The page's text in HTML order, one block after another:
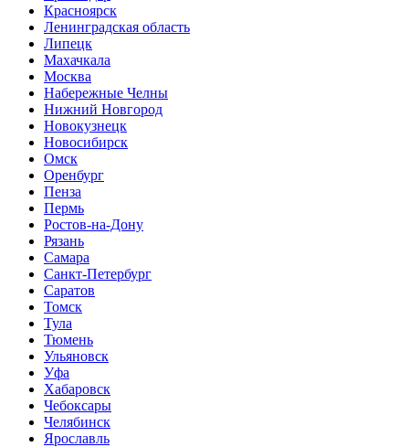
Красноярск
Ленинградская область
Липецк
Махачкала
Москва
Набережные Челны
Нижний Новгород
Новокузнецк
Новосибирск
Омск
Оренбург
Пенза
Пермь
Ростов-на-Дону
Рязань
Самара
Санкт-Петербург
Саратов
Томск
Тула
Тюмень
Ульяновск
Уфа
Хабаровск
Чебоксары
Челябинск
Ярославль